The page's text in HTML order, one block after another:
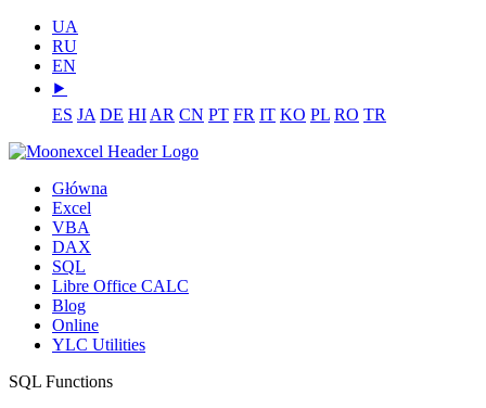
UA
RU
EN
⯈
ES JA DE HI AR CN PT FR IT KO PL RO TR
Główna
Excel
VBA
DAX
SQL
Libre Office CALC
Blog
Online
YLC Utilities
SQL Functions